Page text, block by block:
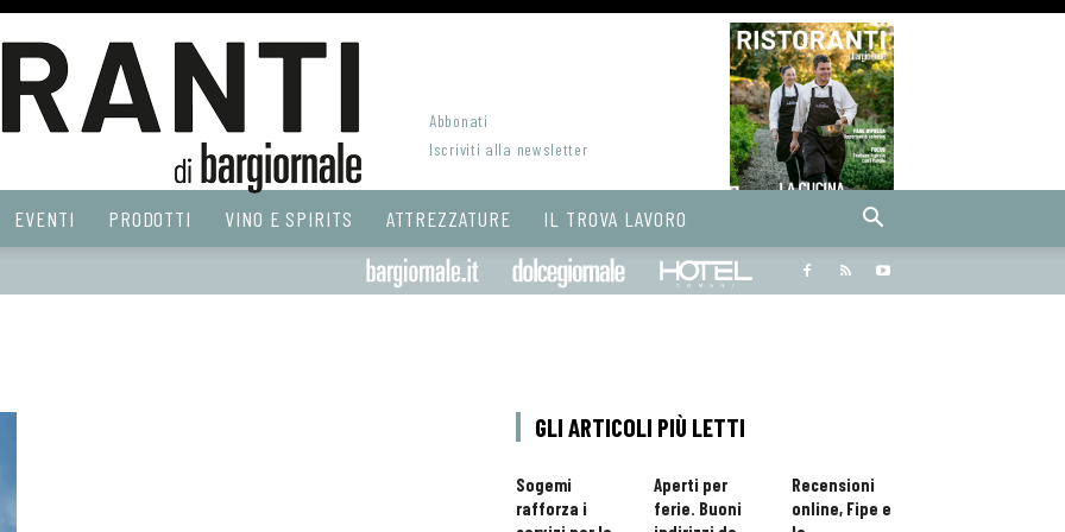
Abbonati
Iscriviti alla newsletter
EVENTI PRODOTTI VINO E SPIRITS ATTREZZATURE IL TROVA LAVORO
Bargiornale dolcegiornale
GLI ARTICOLI PIÙ LETTI
Sogemi
rafforza i
Aperti per
ferie. Buoni
Recensioni
online, Fipe e